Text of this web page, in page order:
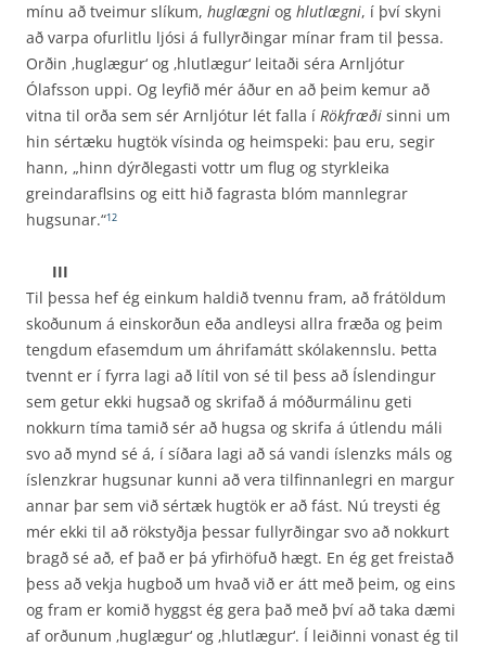
mínu að tveimur slíkum, huglægni og hlutlægni, í því skyni
að varpa ofurlitlu ljósi á full­yrðingar mínar fram til þessa.
Orðin ‚huglægur‘ og ‚hlutlægur‘ leitaði séra Arnljótur
Ólafsson uppi. Og leyfið mér áður en að þeim kemur að
vitna til orða sem sér Arnljótur lét falla í Rökfræði sinni um
hin sértæku hugtök vísinda og heimspeki: þau eru, segir
hann, „hinn dýrðlegasti vottr um flug og styrkleika
greindaraflsins og eitt hið fagrasta blóm mannlegrar
hugsunar.“12
III
Til þessa hef ég einkum haldið tvennu fram, að frátöldum
skoðunum á einskorðun eða andleysi allra fræða og þeim
tengdum efasemdum um áhrifamátt skólakennslu. Þetta
tvennt er í fyrra lagi að lítil von sé til þess að Íslendingur
sem getur ekki hugsað og skrifað á móðurmálinu geti
nokkurn tíma tamið sér að hugsa og skrifa á útlendu máli
svo að mynd sé á, í síðara lagi að sá vandi íslenzks máls og
íslenzkrar hugsunar kunni að vera tilfinnanlegri en margur
annar þar sem við sértæk hugtök er að fást. Nú treysti ég
mér ekki til að rökstyðja þessar fullyrðingar svo að nokkurt
bragð sé að, ef það er þá yfirhöfuð hægt. En ég get freistað
þess að vekja hugboð um hvað við er átt með þeim, og eins
og fram er komið hyggst ég gera það með því að taka dæmi
af orðunum ‚huglægur‘ og ‚hlutlægur‘. Í leiðinni vonast ég til